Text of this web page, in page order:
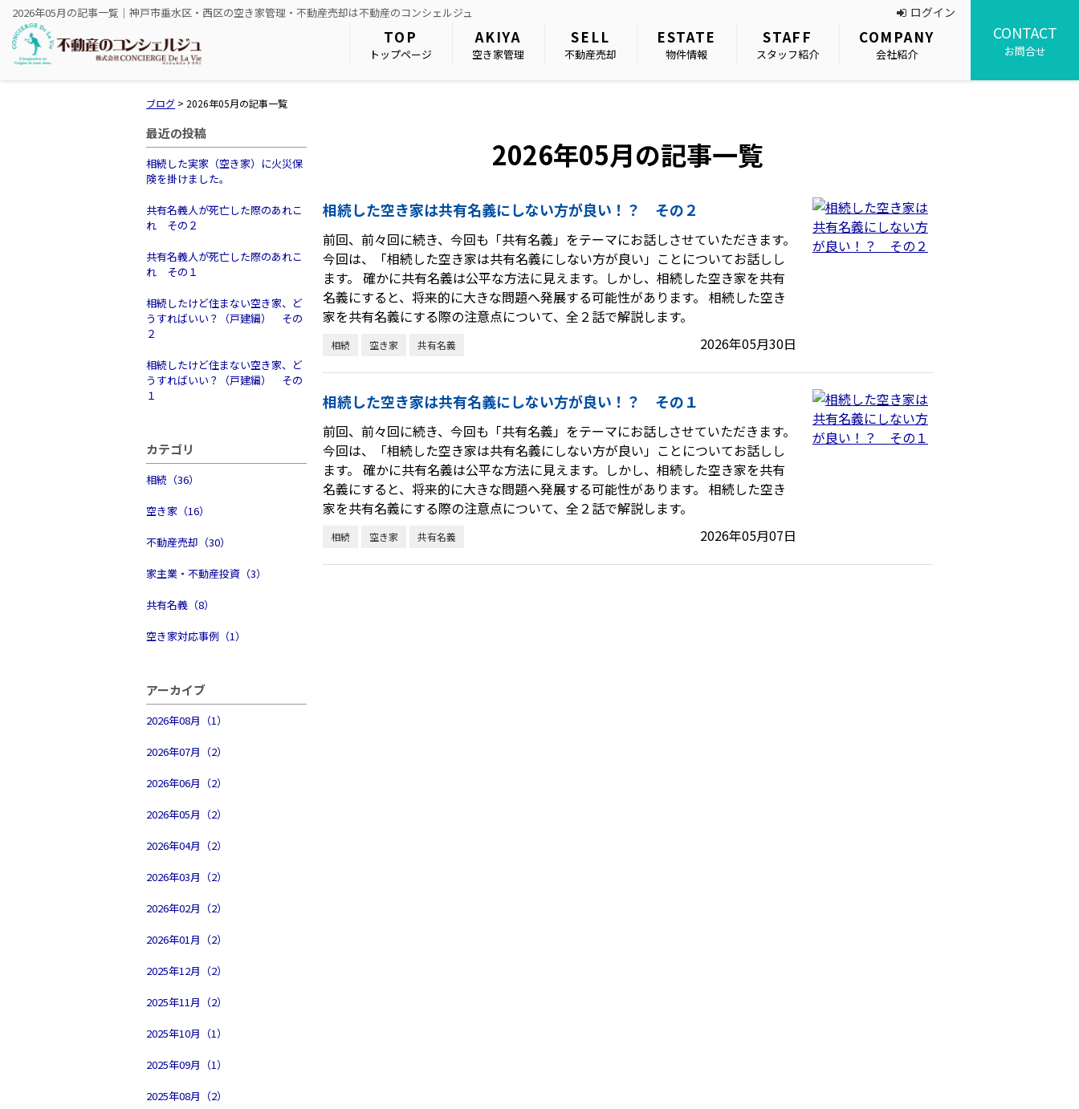
2026年05月の記事一覧｜神戸市垂水区・西区の空き家管理・不動産売却は不動産のコンシェルジュ ログイン
TOP
トップページ
AKIYA
空き家管理
SELL
不動産売却
ESTATE
物件情報
STAFF
スタッフ紹介
COMPANY
会社紹介
CONTACT
お問合せ
ブログ > 2026年05月の記事一覧
最近の投稿
相続した実家（空き家）に火災保
険を掛けました。
共有名義人が死亡した際のあれこ
れ その２
共有名義人が死亡した際のあれこ
れ その１
相続したけど住まない空き家、ど
うすればいい？（戸建編） その
２
相続したけど住まない空き家、ど
うすればいい？（戸建編） その
１
カテゴリ
相続（36）
空き家（16）
不動産売却（30）
家主業・不動産投資（3）
共有名義（8）
空き家対応事例（1）
アーカイブ
2026年08月（1）
2026年07月（2）
2026年06月（2）
2026年05月（2）
2026年04月（2）
2026年03月（2）
2026年02月（2）
2026年01月（2）
2025年12月（2）
2025年11月（2）
2025年10月（1）
2025年09月（1）
2025年08月（2）
2026年05月の記事一覧
相続した空き家は共有名義にしない方が良い！？ その２
前回、前々回に続き、今回も「共有名義」をテーマにお話しさせていただきます。
今回は、「相続した空き家は共有名義にしない方が良い」ことについてお話しし
ます。 確かに共有名義は公平な方法に見えます。しかし、相続した空き家を共有
名義にすると、将来的に大きな問題へ発展する可能性があります。 相続した空き
家を共有名義にする際の注意点について、全２話で解説します。
相続 空き家 共有名義 2026年05月30日
相続した空き家は共有名義にしない方が良い！？ その１
前回、前々回に続き、今回も「共有名義」をテーマにお話しさせていただきます。
今回は、「相続した空き家は共有名義にしない方が良い」ことについてお話しし
ます。 確かに共有名義は公平な方法に見えます。しかし、相続した空き家を共有
名義にすると、将来的に大きな問題へ発展する可能性があります。 相続した空き
家を共有名義にする際の注意点について、全２話で解説します。
相続 空き家 共有名義 2026年05月07日